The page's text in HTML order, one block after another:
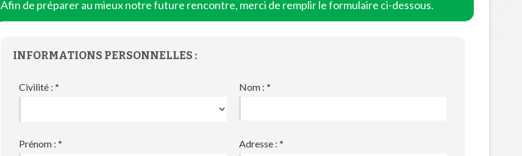
Afin de préparer au mieux notre future rencontre, merci de remplir le formulaire ci-dessous.
INFORMATIONS PERSONNELLES :
Civilité : * Nom : *
Prénom : * Adresse : *